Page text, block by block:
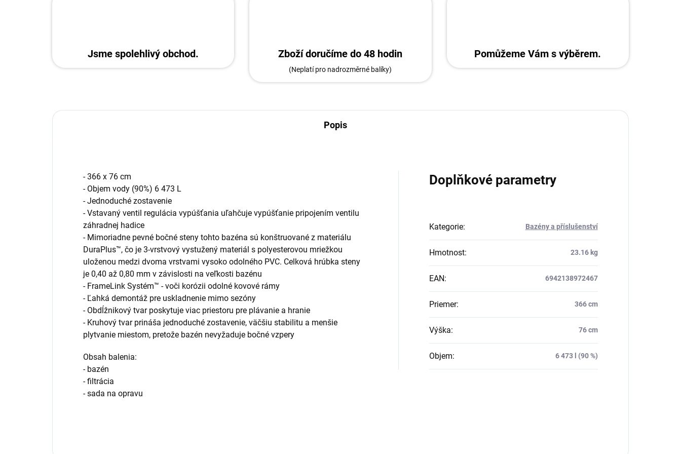
Jsme spolehlivý obchod. Zboží doručíme do 48 hodin
(Neplatí pro nadrozměrné balíky)
Pomůžeme Vám s výběrem.
Popis
- 366 x 76 cm
- Objem vody (90%) 6 473 L
- Jednoduché zostavenie
- Vstavaný ventil regulácia vypúšťania uľahčuje vypúšťanie pripojením ventilu
záhradnej hadice
- Mimoriadne pevné bočné steny tohto bazéna sú konštruované z materiálu
DuraPlus™, čo je 3-vrstvový vystužený materiál s polyesterovou mriežkou
uloženou medzi dvoma vrstvami vysoko odolného PVC. Celková hrúbka steny
je 0,40 až 0,80 mm v závislosti na veľkosti bazénu
- FrameLink Systém™ - voči korózii odolné kovové rámy
- Ľahká demontáž pre uskladnenie mimo sezóny
- Obdĺžnikový tvar poskytuje viac priestoru pre plávanie a hranie
- Kruhový tvar prináša jednoduché zostavenie, väčšiu stabilitu a menšie
plytvanie miestom, pretože bazén nevyžaduje bočné vzpery
Obsah balenia:
- bazén
- filtrácia
- sada na opravu
Doplňkové parametry
Kategorie: Bazény a příslušenství
Hmotnost: 23.16 kg
EAN: 6942138972467
Priemer: 366 cm
Výška: 76 cm
Objem: 6 473 l (90 %)